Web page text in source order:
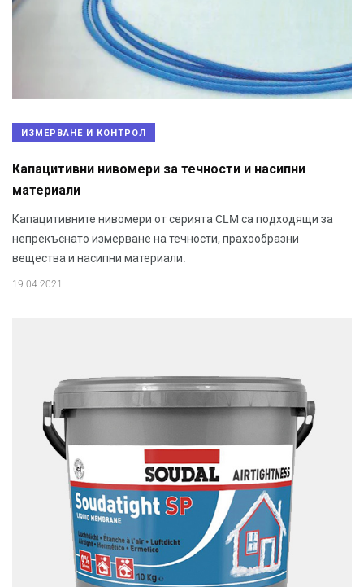
ИЗМЕРВАНЕ И КОНТРОЛ
Капацитивни нивомери за течности и насипни
материали
Капацитивните нивомери от серията CLM са подходящи за
непрекъснато измерване на течности, прахообразни
вещества и насипни материали.
19.04.2021